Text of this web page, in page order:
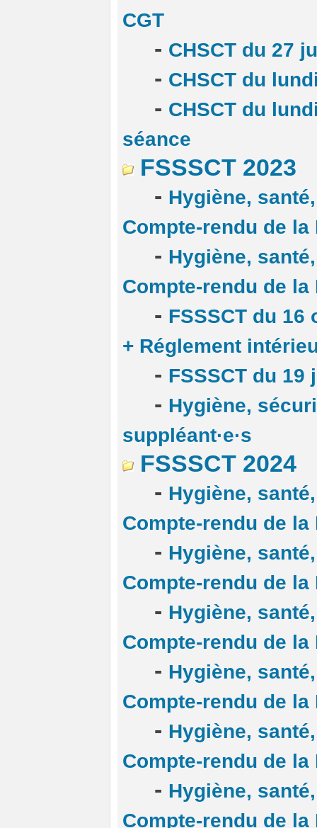
CGT
- CHSCT du 27
- CHSCT du
- CHSCT du
séance
FSSSCT 2023
- Hygiène,
Compte-rendu de la
- Hygiène,
Compte-rendu de la
- FSSSCT du 16
+ Réglement
- FSSSCT du 19
- Hygiène,
suppléant·e·s
FSSSCT 2024
- Hygiène,
Compte-rendu de la
- Hygiène,
Compte-rendu de la
- Hygiène,
Compte-rendu de la
- Hygiène,
Compte-rendu de la
- Hygiène,
Compte-rendu de la
- Hygiène,
Compte-rendu de la